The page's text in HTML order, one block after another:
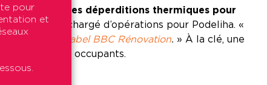
réduction des déperditions thermiques pour
Agoulon, le chargé d’opérations pour Podeliha. «
on vise le
label BBC Rénovation. » À la clé, une
pour les occupants.
pour
et